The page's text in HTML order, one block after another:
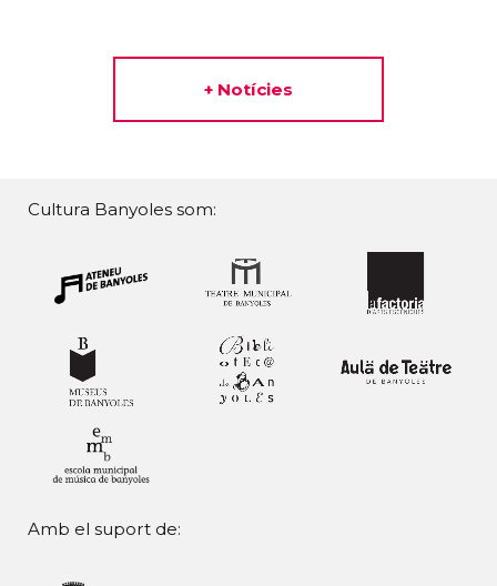
+ Notícies
Cultura Banyoles som:
Amb el suport de: